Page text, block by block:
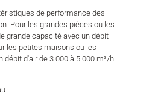
de performance des
Pour les grandes pièces ou les
grande capacité avec un débit
les petites maisons ou les
débit d'air de 3 000 à 5 000 m³/h